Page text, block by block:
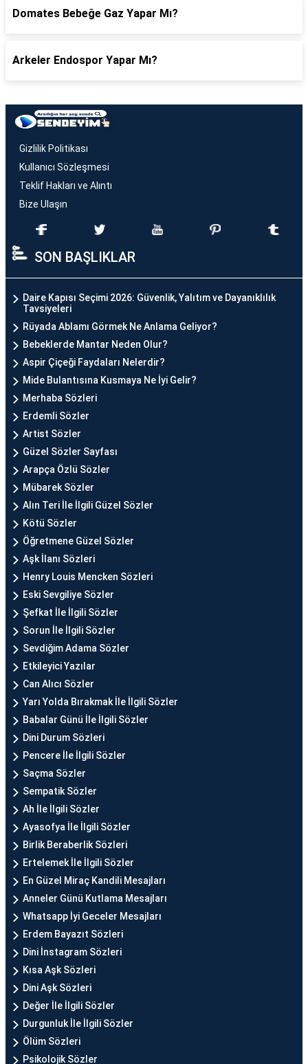
Domates Bebeğe Gaz Yapar Mı?
Arkeler Endospor Yapar Mı?
Gizlilik Politikası
Kullanıcı Sözleşmesi
Teklif Hakları ve Alıntı
Bize Ulaşın
SON BAŞLIKLAR
Daire Kapısı Seçimi 2026: Güvenlik, Yalıtım ve Dayanıklılık
Tavsiyeleri
Rüyada Ablamı Görmek Ne Anlama Geliyor?
Bebeklerde Mantar Neden Olur?
Aspir Çiçeği Faydaları Nelerdir?
Mide Bulantısına Kusmaya Ne İyi Gelir?
Merhaba Sözleri
Erdemli Sözler
Artist Sözler
Güzel Sözler Sayfası
Arapça Özlü Sözler
Mübarek Sözler
Alın Teri İle İlgili Güzel Sözler
Kötü Sözler
Öğretmene Güzel Sözler
Aşk İlanı Sözleri
Henry Louis Mencken Sözleri
Eski Sevgiliye Sözler
Şefkat İle İlgili Sözler
Sorun İle İlgili Sözler
Sevdiğim Adama Sözler
Etkileyici Yazılar
Can Alıcı Sözler
Yarı Yolda Bırakmak İle İlgili Sözler
Babalar Günü İle İlgili Sözler
Dini Durum Sözleri
Pencere İle İlgili Sözler
Saçma Sözler
Sempatik Sözler
Ah İle İlgili Sözler
Ayasofya İle İlgili Sözler
Birlik Beraberlik Sözleri
Ertelemek İle İlgili Sözler
En Güzel Miraç Kandili Mesajları
Anneler Günü Kutlama Mesajları
Whatsapp İyi Geceler Mesajları
Erdem Bayazıt Sözleri
Dini İnstagram Sözleri
Kısa Aşk Sözleri
Dini Aşk Sözleri
Değer İle İlgili Sözler
Durgunluk İle İlgili Sözler
Ölüm Sözleri
Psikolojik Sözler